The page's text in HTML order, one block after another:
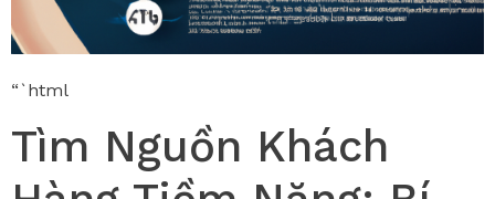
“`html
Tìm Nguồn Khách